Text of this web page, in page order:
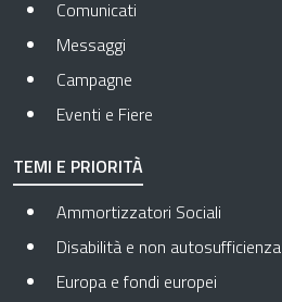
Comunicati
Messaggi
Campagne
Eventi e Fiere
TEMI E PRIORITÀ
Ammortizzatori Sociali
Disabilità e non autosufficienza
Europa e fondi europei